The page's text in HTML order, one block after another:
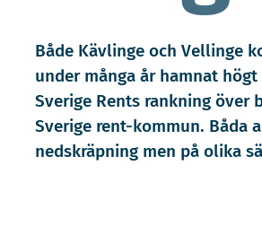
Både Kävlinge och Vellinge
under många år hamnat
Sverige Rents rankning över
Sverige rent-kommun. Båda
nedskräpning men på olika